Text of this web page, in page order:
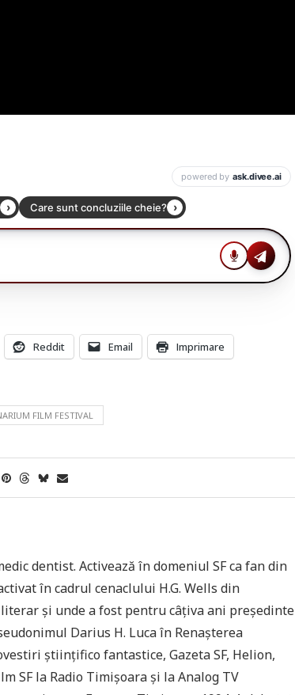
Reddit Email Imprimare
FILM FESTIVAL
dentist. Activează în domeniul SF ca fan din
în cadrul cenaclului H.G. Wells din
și unde a fost pentru câțiva ani președinte
Darius H. Luca în Renașterea
științifico fantastice, Gazeta SF, Helion,
SF la Radio Timișoara și la Analog TV